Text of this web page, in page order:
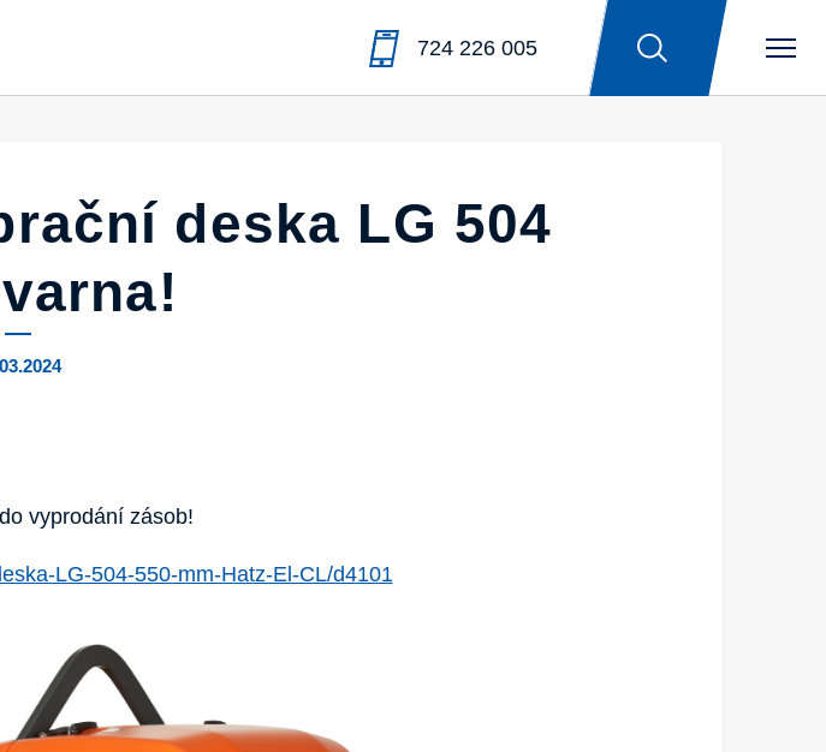
724 226 005
deska LG 504
vyprodání zásob!
LG-504-550-mm-Hatz-El-CL/d4101